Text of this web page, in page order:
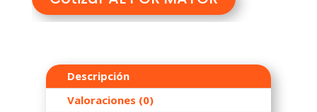
Descripción
Valoraciones (0)